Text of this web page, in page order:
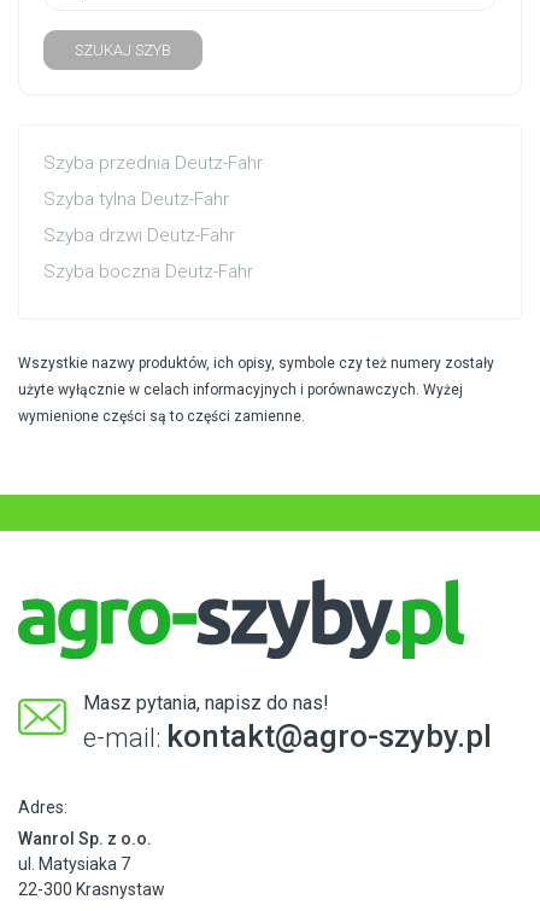
SZUKAJ SZYB
Szyba przednia Deutz-Fahr
Szyba tylna Deutz-Fahr
Szyba drzwi Deutz-Fahr
Szyba boczna Deutz-Fahr
Wszystkie nazwy produktów, ich opisy, symbole czy też numery zostały
użyte wyłącznie w celach informacyjnych i porównawczych. Wyżej
wymienione części są to części zamienne.
Masz pytania, napisz do nas!
e-mail: kontakt@agro-szyby.pl
Adres:
Wanrol Sp. z o.o.
ul. Matysiaka 7
22-300 Krasnystaw